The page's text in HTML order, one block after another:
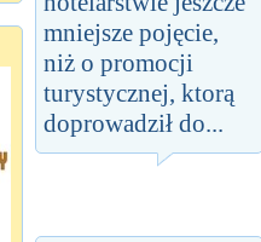
mniejsze pojęcie,
niż o promocji
turystycznej, ktorą
doprowadził do...